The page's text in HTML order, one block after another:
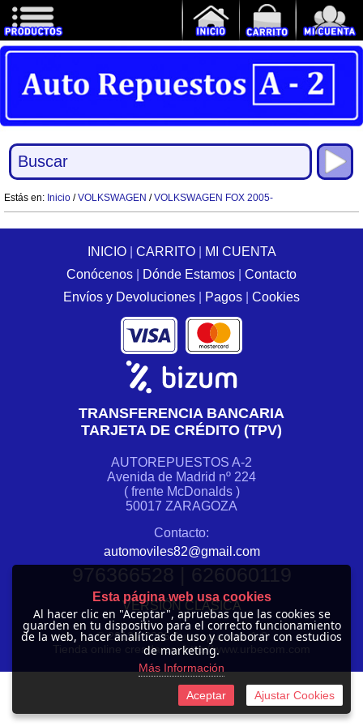
Estás en: Inicio /VOLKSWAGEN /VOLKSWAGEN FOX 2005-
INICIO| CARRITO|
MI CUENTA
Conócenos
Dónde Estamos
Contacto
Envíos y Devoluciones
Pagos Cookies
TRANSFERENCIA BANCARIA
TARJETA DE CRÉDITO (TPV)
AUTOREPUESTOS A-2
Avenida de Madrid nº 224
( frente McDonalds )
50017 ZARAGOZA
Contacto:
automoviles82@gmail.com
VERSIÓN CLÁSICA
© 2012 -2026 Autorepuestos A-2
Tienda online creada por http://www.urbecom.com
Esta página web usa cookies
Al hacer clic en "Aceptar", apruebas que las cookies se
guarden en tu dispositivo para el correcto funcionamiento
de la web, hacer analíticas de uso y colaborar con estudios
de marketing.
Más Información
Aceptar Ajustar Cookies